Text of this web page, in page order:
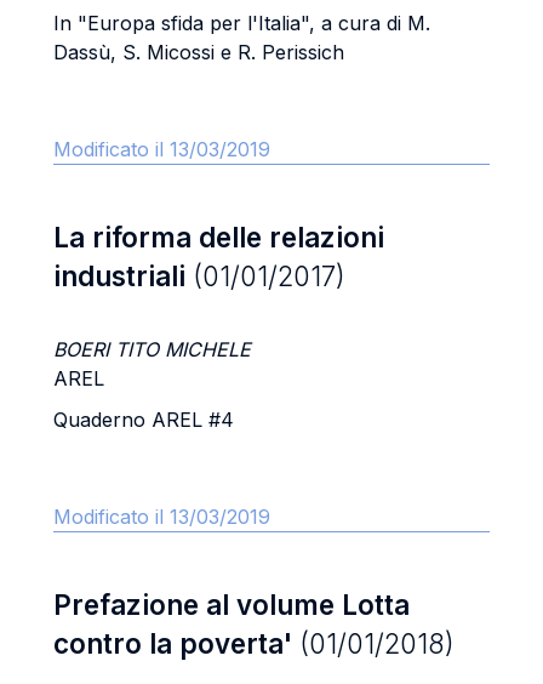
In "Europa sfida per l'Italia", a cura di M.
Dassù, S. Micossi e R. Perissich
Modificato il 13/03/2019
La riforma delle relazioni
industriali (01/01/2017)
BOERI TITO MICHELE
AREL
Quaderno AREL #4
Modificato il 13/03/2019
Prefazione al volume Lotta
contro la poverta' (01/01/2018)